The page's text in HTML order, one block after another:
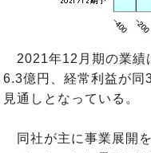
2021年12月期の業績
6.3億円、経常利益が
見通しとなっている。
同社が主に事業展開